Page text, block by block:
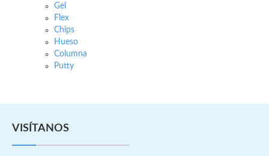
Gel
Flex
Chips
Hueso
Columna
Putty
VISÍTANOS